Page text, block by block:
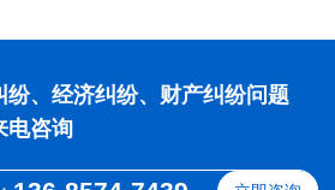
、经济纠纷、财产纠纷问题
电咨询